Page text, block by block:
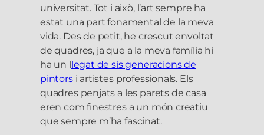
universitat. Tot i això, l’art sempre ha
estat una part fonamental de la meva
vida. Des de petit, he crescut envoltat
de quadres, ja que a la meva família hi
ha un llegat de sis generacions de
pintorsi artistes professionals. Els
quadres penjats a les parets de casa
eren com finestres a un món creatiu
que sempre m’ha fascinat.